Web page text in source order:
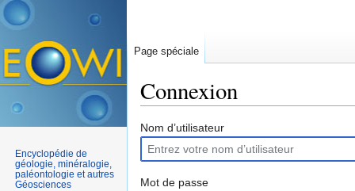
Connexion
Nom d’utilisateur
Mot de passe
Page spéciale
Encyclopédie de
géologie, minéralogie,
paléontologie et autres
Géosciences